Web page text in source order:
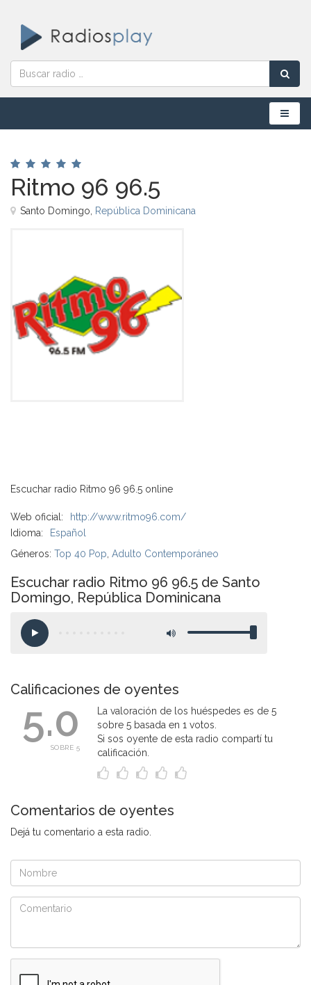
Menú
Ritmo 96 96.5
Santo Domingo, República Dominicana
Escuchar radio Ritmo 96 96.5 online
Web oficial:
http://www.ritmo96.com/
Idioma:
Español
Géneros: Top 40 Pop Adulto Contemporáneo
Escuchar radio Ritmo 96 96.5 de Santo
Domingo, República Dominicana
Calificaciones de oyentes
5.0
SOBRE 5
La valoración de los huéspedes es de 5
sobre 5 basada en 1 votos.
Si sos oyente de esta radio compartí tu
calificación.
Comentarios de oyentes
Dejá tu comentario a esta radio.